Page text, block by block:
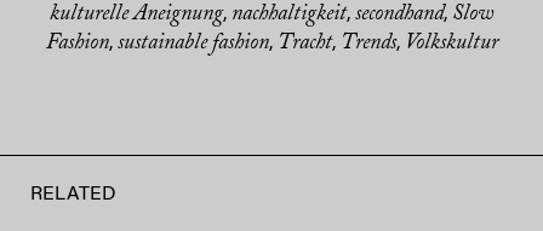
kulturelle Aneignung, nachhaltigkeit, secondhand, Slow
Fashion, sustainable fashion, Tracht, Trends, Volkskultur
RELATED